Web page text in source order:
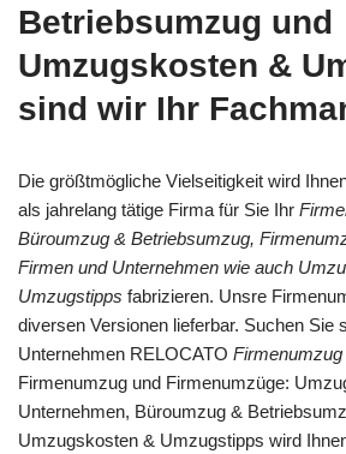
Betriebsumzug und
Umzugskosten &
sind wir Ihr
Die größtmögliche Vielseitigkeit wird
als jahrelang tätige Firma für Sie Ihr
Büroumzug & Betriebsumzug,
Firmen und Unternehmen wie auch
Umzugstipps fabrizieren. Unsre
diversen Versionen lieferbar. Suchen Sie
Unternehmen RELOCATO Firmenumzug
Firmenumzug und Firmenumzüge:
Unternehmen, Büroumzug &
Umzugskosten & Umzugstipps wird